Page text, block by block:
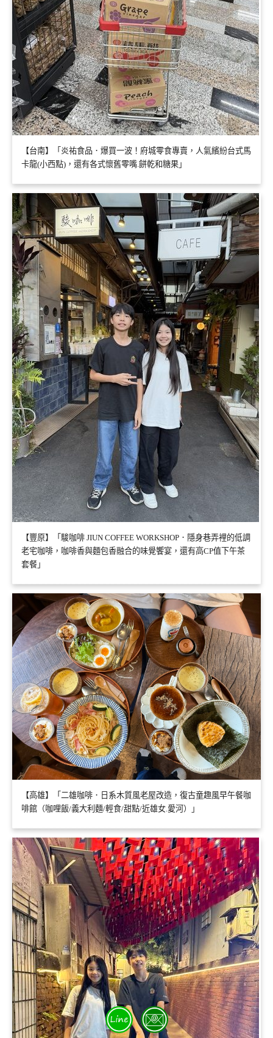
【台南】「炎祐食品．爆買一波！府城零食專賣，人氣繽紛台式馬
卡龍(小西點)，還有各式懷舊零嘴.餅乾和糖果」
【豐原】「駿咖啡 JIUN COFFEE WORKSHOP．隱身巷弄裡的低調
老宅咖啡，咖啡香與麵包香融合的味覺饗宴，還有高CP值下午茶
套餐」
【高雄】「二雄咖啡．日系木質風老屋改造，復古童趣風早午餐咖
啡館（咖哩飯/義大利麵/輕食/甜點/近雄女.愛河）」